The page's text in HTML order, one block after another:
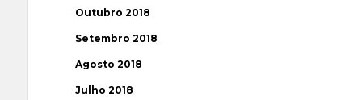
Outubro 2018
Setembro 2018
Agosto 2018
Julho 2018